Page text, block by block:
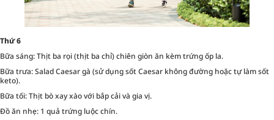
Thứ 6
Bữa sáng: Thịt ba rọi (thịt ba chỉ) chiên giòn ăn kèm trứng ốp la.
Bữa trưa: Salad Caesar gà (sử dụng sốt Caesar không đường hoặc tự làm sốt
keto).
Bữa tối: Thịt bò xay xào với bắp cải và gia vị.
Đồ ăn nhẹ: 1 quả trứng luộc chín.